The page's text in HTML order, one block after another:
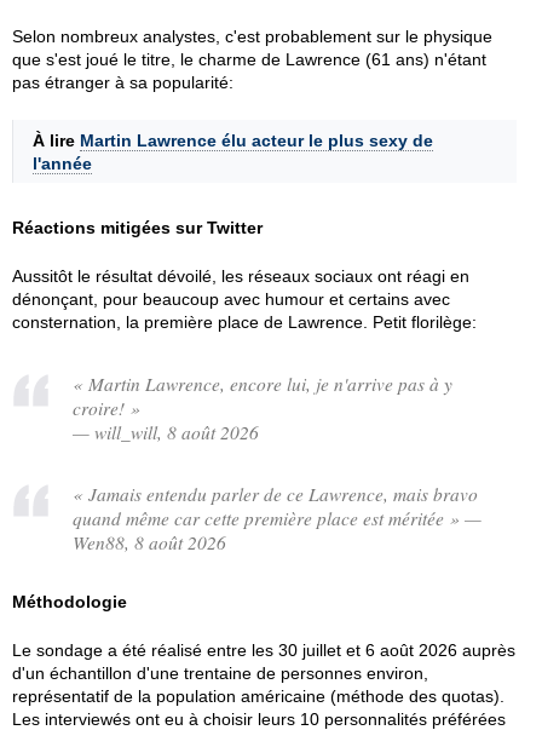
Selon nombreux analystes, c'est probablement sur le physique
que s'est joué le titre, le charme de Lawrence (61 ans) n'étant
pas étranger à sa popularité:
À lire Martin Lawrence élu acteur le plus sexy de
l'année
Réactions mitigées sur Twitter
Aussitôt le résultat dévoilé, les réseaux sociaux ont réagi en
dénonçant, pour beaucoup avec humour et certains avec
consternation, la première place de Lawrence. Petit florilège:
« Martin Lawrence, encore lui, je n'arrive pas à y
croire! »
— will_will, 8 août 2026
« Jamais entendu parler de ce Lawrence, mais bravo
quand même car cette première place est méritée » —
Wen88, 8 août 2026
Méthodologie
Le sondage a été réalisé entre les 30 juillet et 6 août 2026 auprès
d'un échantillon d'une trentaine de personnes environ,
représentatif de la population américaine (méthode des quotas).
Les interviewés ont eu à choisir leurs 10 personnalités préférées